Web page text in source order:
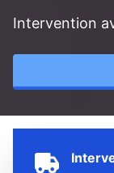
Intervention